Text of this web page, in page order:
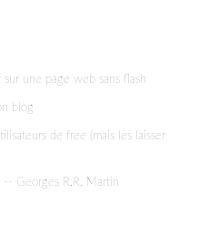
une page web sans flash
blog
de free (mais les laisser
Georges R.R. Martin